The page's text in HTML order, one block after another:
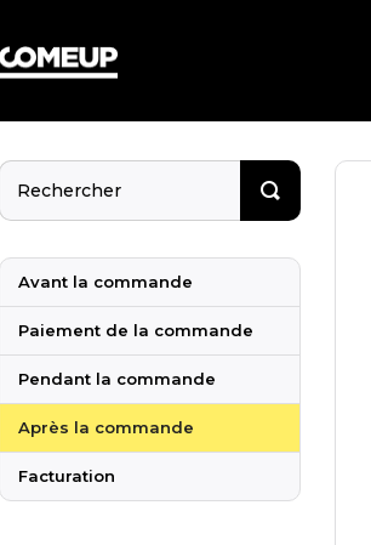
Avant la commande
Paiement de la commande
Pendant la commande
Après la commande
Facturation